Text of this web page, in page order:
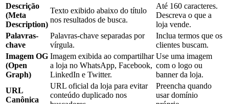
Descrição
(Meta
Description)
Texto exibido abaixo do título
nos resultados de busca.
Até 160 caracteres.
Descreva o que a
loja vende.
Palavras-
chave
Palavras-chave separadas por
vírgula.
Inclua termos que os
clientes buscam.
Imagem OG
(Open
Graph)
Imagem exibida ao compartilhar
a loja no WhatsApp, Facebook,
LinkedIn e Twitter.
Use uma imagem
com o logo ou
banner da loja.
URL
Canônica
URL oficial da loja para evitar
conteúdo duplicado nos
Preencha quando
usar domínio